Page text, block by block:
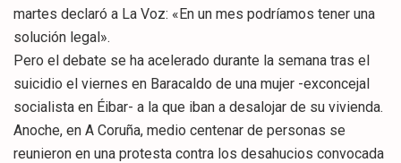
martes declaró a La Voz: «En un mes podríamos tener una
solución legal».
Pero el debate se ha acelerado durante la semana tras el
suicidio el viernes en Baracaldo de una mujer -exconcejal
socialista en Éibar- a la que iban a desalojar de su vivienda.
Anoche, en A Coruña, medio centenar de personas se
reunieron en una protesta contra los desahucios convocada